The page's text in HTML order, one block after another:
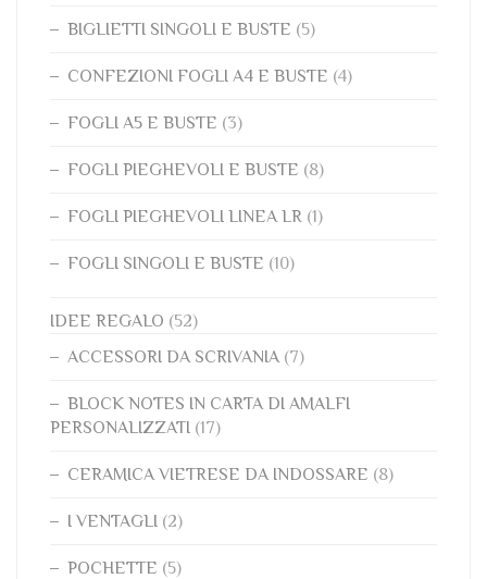
BIGLIETTI SINGOLI E BUSTE (5)
CONFEZIONI FOGLI A4 E BUSTE (4)
FOGLI A5 E BUSTE (3)
FOGLI PIEGHEVOLI E BUSTE (8)
FOGLI PIEGHEVOLI LINEA LR (1)
FOGLI SINGOLI E BUSTE (10)
IDEE REGALO (52)
ACCESSORI DA SCRIVANIA (7)
BLOCK NOTES IN CARTA DI AMALFI
PERSONALIZZATI (17)
CERAMICA VIETRESE DA INDOSSARE (8)
I VENTAGLI (2)
POCHETTE (5)